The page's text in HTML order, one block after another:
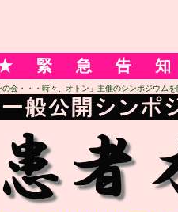
緊 急 告
会・・・時々、オトン」主催のシンポジウム